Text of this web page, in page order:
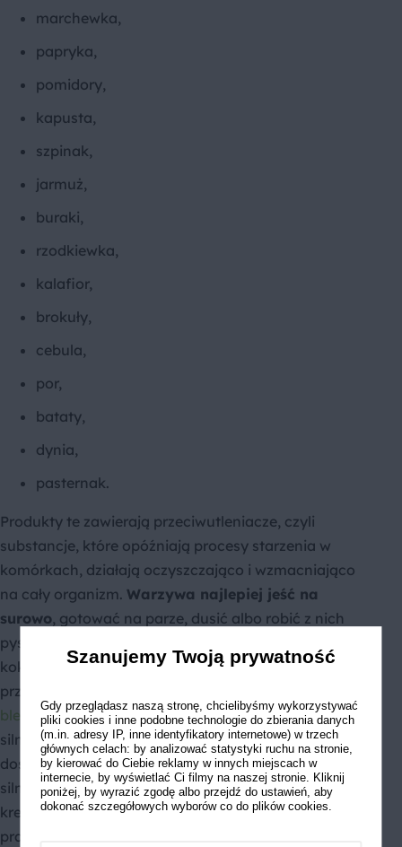
marchewka,
papryka,
pomidory,
kapusta,
szpinak,
jarmuż,
buraki,
rzodkiewka,
kalafior,
brokuły,
cebula,
por,
bataty,
dynia,
pasternak.
Produkty te zawierają przeciwutleniacze, czyli
substancje, które opóźniają procesy starzenia w
komórkach, działają oczyszczająco i wzmacniająco
na cały organizm. Warzywa najlepiej jeść na
surowo, gotować na parze, dusić albo robić z nich
pyszne i zdrowe
koktajlu użyj dobrej jakości sprzętu. W
przygotowaniu tego rodzaju napoju pomocny będzie
blender kielichowy Bosch. Sprzęt wyposażony jest w
silnik o dużej mocy (1000 W), co zapewni szybkie i
doskonałe przetwarzanie żywności. Im wyższa moc
silnika, tym nasze koktajle będą gładsze i bardziej
kremowe. W zestawie z blenderem znajduje się
praktyczny pojemnik, w którym łatwo przechowasz
Szanujemy Twoją prywatność
Gdy przeglądasz naszą stronę, chcielibyśmy wykorzystywać
pliki cookies i inne podobne technologie do zbierania danych
(m.in. adresy IP, inne identyfikatory internetowe) w trzech
głównych celach: by analizować statystyki ruchu na stronie,
by kierować do Ciebie reklamy w innych miejscach w
internecie, by wyświetlać Ci filmy na naszej stronie. Kliknij
poniżej, by wyrazić zgodę albo przejdź do ustawień, aby
dokonać szczegółowych wyborów co do plików cookies.